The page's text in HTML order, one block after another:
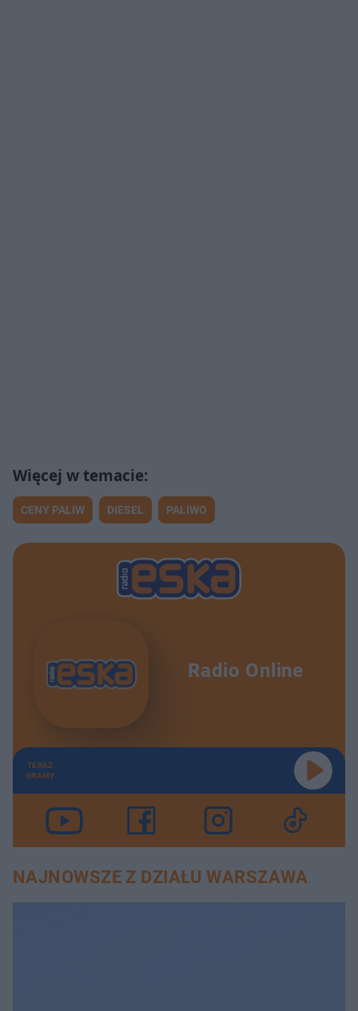
CENY PALIW DIESEL PALIWO
Radio Online
TERAZ
GRAMY
NAJNOWSZE Z DZIAŁU WARSZAWA